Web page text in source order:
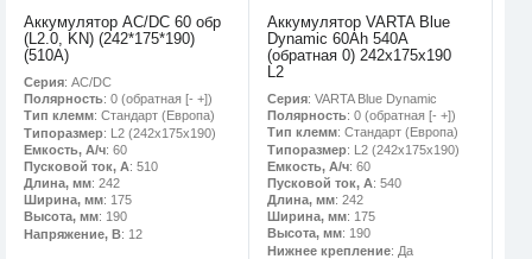
Аккумулятор AC/DC 60 обр
(L2.0, KN) (242*175*190)
(510А)
Серия: AC/DC
Полярность: 0 (обратная [- +])
Тип клемм: Стандарт (Европа)
Типоразмер: L2 (242х175х190)
Емкость, А/ч: 60
Пусковой ток, А: 510
Длина, мм: 242
Ширина, мм: 175
Высота, мм: 190
Напряжение, В: 12
Аккумулятор VARTA Blue
Dynamic 60Ah 540A
(обратная 0) 242x175x190
L2
Серия: VARTA Blue Dynamic
Полярность: 0 (обратная [- +])
Тип клемм: Стандарт (Европа)
Типоразмер: L2 (242х175х190)
Емкость, А/ч: 60
Пусковой ток, А: 540
Длина, мм: 242
Ширина, мм: 175
Высота, мм: 190
Нижнее крепление: Да